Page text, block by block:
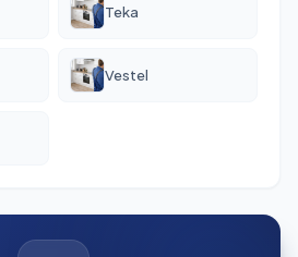
Teka
Vestel